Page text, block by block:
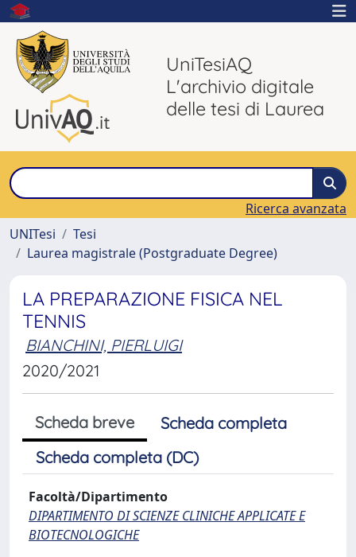
UniTesiAQ
L'archivio digitale
delle tesi di Laurea
Ricerca avanzata
UNITesi
Tesi
Laurea magistrale (Postgraduate Degree)
LA PREPARAZIONE FISICA NEL
TENNIS
BIANCHINI, PIERLUIGI
2020/2021
Scheda breve
Scheda completa
Scheda completa (DC)
Facoltà/Dipartimento
DIPARTIMENTO DI SCIENZE CLINICHE APPLICATE E
BIOTECNOLOGICHE